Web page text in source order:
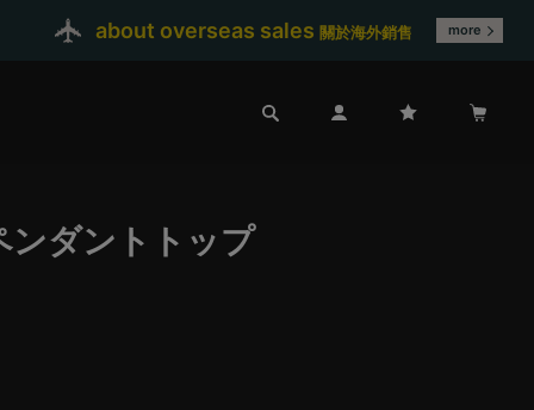
about overseas sales 關於海外銷售 more
ンダントトップ